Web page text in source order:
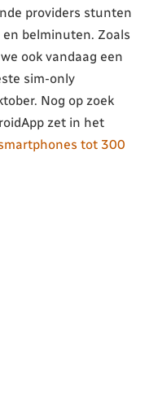
providers stunten
belminuten. Zoals
ook vandaag een
sim-only
Nog op zoek
zet in het
tot 300